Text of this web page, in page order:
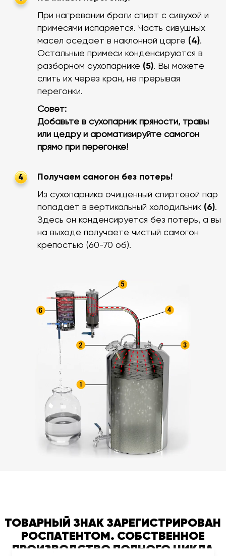
При нагревании браги спирт с сивухой и
примесями испаряется. Часть сивушных
масел оседает в наклонной царге (4).
Остальные примеси конденсируются в
разборном сухопарнике (5). Вы можете
слить их через кран, не прерывая
перегонки.
Совет:
Добавьте в сухопарник пряности, травы
или цедру и ароматизируйте самогон
прямо при перегонке!
4
Получаем самогон без потерь!
Из сухопарника очищенный спиртовой пар
попадает в вертикальный холодильник (6).
Здесь он конденсируется без потерь, а вы
на выходе получаете чистый самогон
крепостью (60-70 об).
ТОВАРНЫЙ ЗНАК ЗАРЕГИСТРИРОВАН
РОСПАТЕНТОМ. СОБСТВЕННОЕ
ПРОИЗВОДСТВО ПОЛНОГО ЦИКЛА